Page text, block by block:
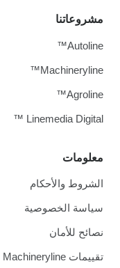
معلومات
الشروط والأحكام
سياسة الخصوصية
نصائح للأمان
تقييمات Machineryline
مشروعاتنا
Autoline™
Machineryline™
Agroline™
Linemedia Digital ™